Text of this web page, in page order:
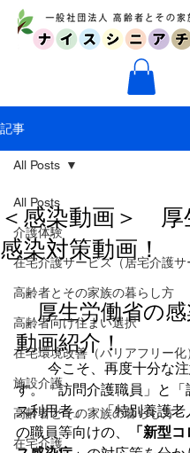
記事
All Posts
介護体験
在宅介護サービス（居宅介護サ
高齢者とその家族の暮らし方
高齢者向け住まい選択
在宅環境改善（バリアフリー化
施設介護
高齢者とその家族の暮らし方
在宅介護
All Posts
＜感染動画＞ 厚
感染対策動画！
厚生労働省の感
動画紹介！
す。「訪問介護職員」と「
ス利用者」・「特別養護老
の職員等向けの、
「新型